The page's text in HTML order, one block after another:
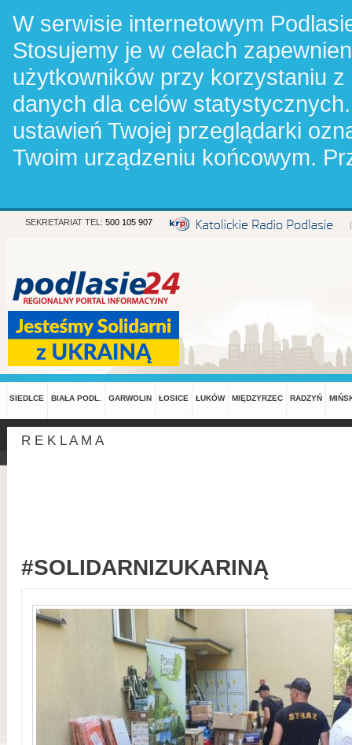
W serwisie internetowym
Stosujemy je w celach
użytkowników przy korzystaniu
danych dla celów
ustawień Twojej przeglądarki
Twoim urządzeniu końcowym.
SEKRETARIAT TEL: 500 105 907
SIEDLCE BIAŁA PODL. GARWOLIN ŁOSICE ŁUKÓW MIĘDZYRZEC RADZYŃ
R E K L A M A
#SOLIDARNIZUKARINĄ